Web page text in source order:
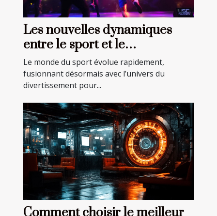
Les nouvelles dynamiques
entre le sport et le
divertissement
Le monde du sport évolue rapidement,
fusionnant désormais avec l’univers du
divertissement pour...